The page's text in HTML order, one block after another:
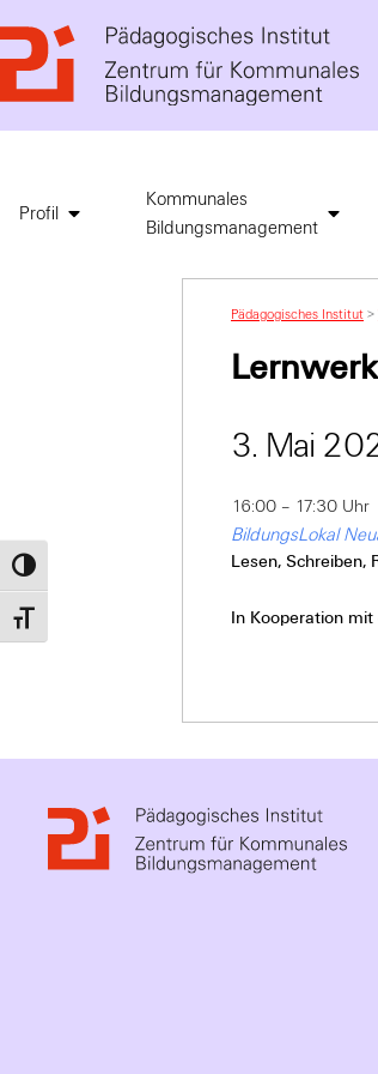
Umschalten auf hohe Kontraste
Schrift vergrößern
Profil
Kommunales
Bildungsmanagement
Pädagogisches Institut >
3. Mai
16:00 – 17:30 Uhr
BildungsLokal
Lesen, Schreiben,
In Kooperation